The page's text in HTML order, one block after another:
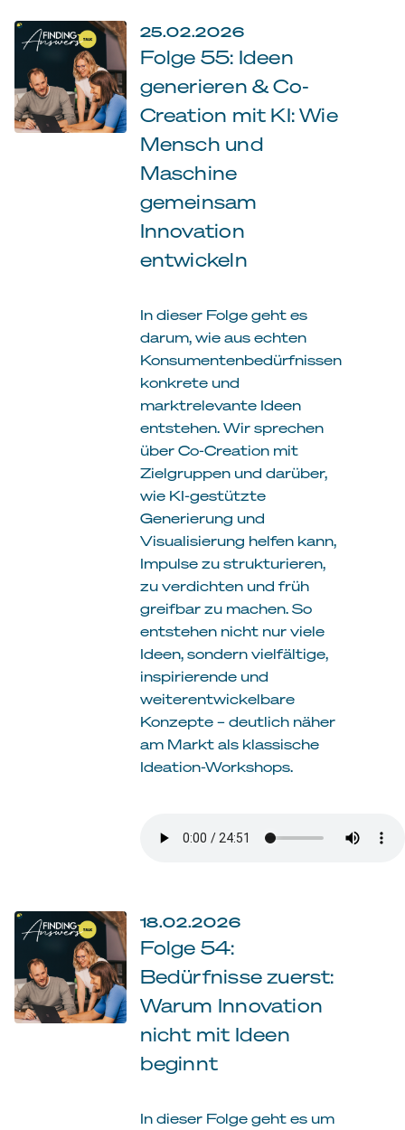
25.02.2026
Folge 55: Ideen
generieren & Co-
Creation mit KI: Wie
Mensch und
Maschine
gemeinsam
Innovation
entwickeln
In dieser Folge geht es
darum, wie aus echten
Konsumentenbedürfnissen
konkrete und
marktrelevante Ideen
entstehen. Wir sprechen
über Co-Creation mit
Zielgruppen und darüber,
wie KI-gestützte
Generierung und
Visualisierung helfen kann,
Impulse zu strukturieren,
zu verdichten und früh
greifbar zu machen. So
entstehen nicht nur viele
Ideen, sondern vielfältige,
inspirierende und
weiterentwickelbare
Konzepte – deutlich näher
am Markt als klassische
Ideation-Workshops.
18.02.2026
Folge 54:
Bedürfnisse zuerst:
Warum Innovation
nicht mit Ideen
beginnt
In dieser Folge geht es um